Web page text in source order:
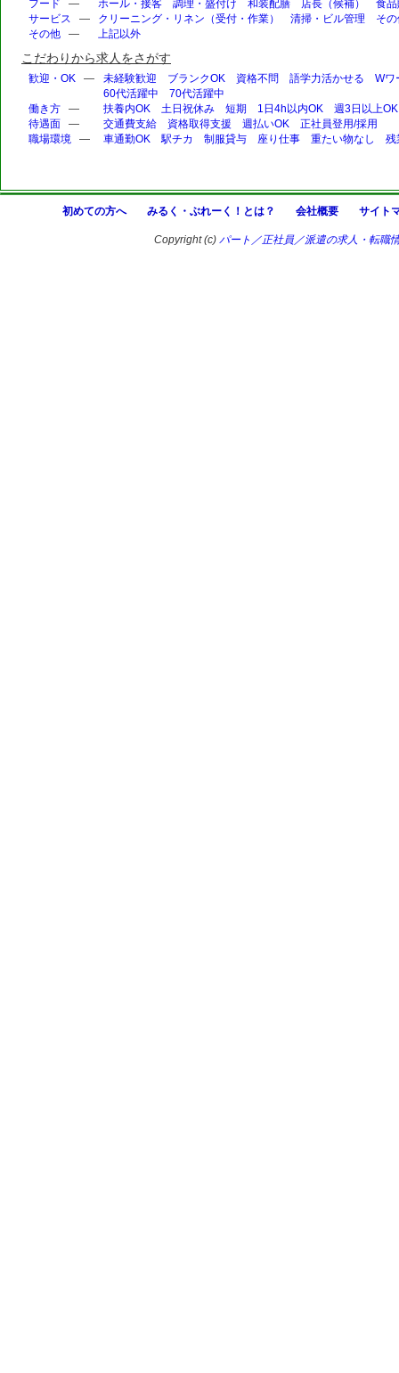
フード — ホール・接客 調理・盛付け 和装配膳 店長（候補）
食
サービス — クリーニング・リネン（受付・作業） 清掃・ビル管理
そ
その他 — 上記以外
こだわりから求人をさがす
歓迎・OK — 未経験歓迎 ブランクOK 資格不問 語学力活かせる
Wワ
60代活躍中
70代活躍中
働き方 — 扶養内OK 土日祝休み 短期 1日4h以内OK
週3日以上OK
待遇面 — 交通費支給 資格取得支援 週払いOK
正社員登用/採用
職場環境 — 車通勤OK 駅チカ 制服貸与 座り仕事 重たい物なし 残
初めての方へ みるく・ぶれーく！とは？ 会社概要 サイト
Copyright (c) パート／正社員／派遣の求人・転職